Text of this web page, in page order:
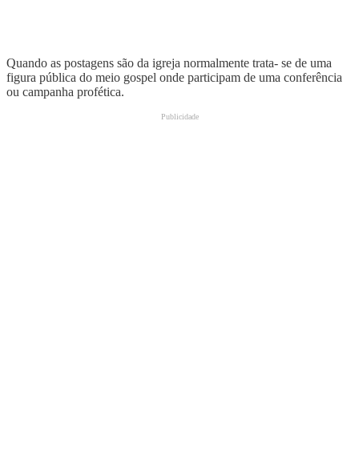
Quando as postagens são da igreja normalmente trata- se de uma
figura pública do meio gospel onde participam de uma conferência
ou campanha profética.
Publicidade